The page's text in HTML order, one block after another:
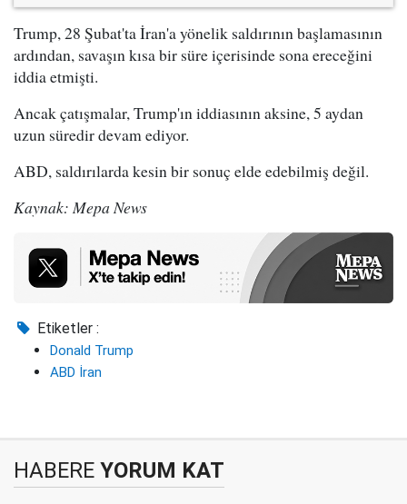
Trump, 28 Şubat'ta İran'a yönelik saldırının başlamasının
ardından, savaşın kısa bir süre içerisinde sona ereceğini
iddia etmişti.
Ancak çatışmalar, Trump'ın iddiasının aksine, 5 aydan
uzun süredir devam ediyor.
ABD, saldırılarda kesin bir sonuç elde edebilmiş değil.
Kaynak: Mepa News
Etiketler :
Donald Trump
ABD İran
HABERE YORUM KAT